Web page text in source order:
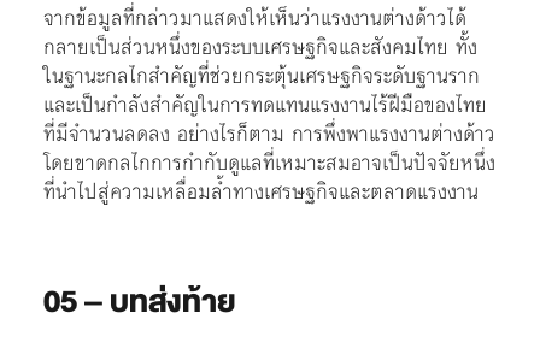
จากข้อมูลที่กล่าวมาแสดงให้เห็นว่าแรงงานต่างด้าวได้
กลายเป็นส่วนหนึ่งของระบบเศรษฐกิจและสังคมไทย ทั้ง
ในฐานะกลไกสำคัญที่ช่วยกระตุ้นเศรษฐกิจระดับฐานราก
และเป็นกำลังสำคัญในการทดแทนแรงงานไร้ฝีมือของไทย
ที่มีจำนวนลดลง อย่างไรก็ตาม การพึ่งพาแรงงานต่างด้าว
โดยขาดกลไกการกำกับดูแลที่เหมาะสมอาจเป็นปัจจัยหนึ่ง
ที่นำไปสู่ความเหลื่อมล้ำทางเศรษฐกิจและตลาดแรงงาน
05–บทส่งท้าย